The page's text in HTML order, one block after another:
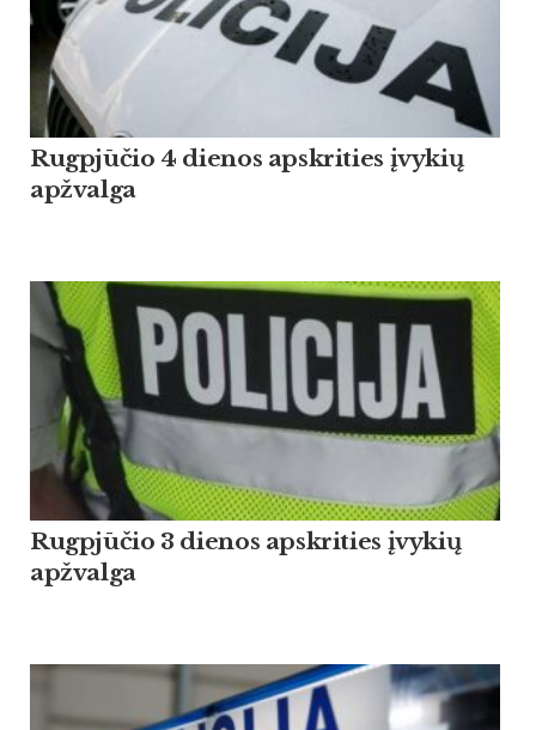
Rugpjūčio 4 dienos apskrities įvykių
apžvalga
Rugpjūčio 3 dienos apskrities įvykių
apžvalga